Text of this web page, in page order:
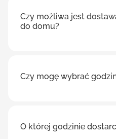
Czy możliwa jest
do domu?
Czy mogę wybrać
O której godzinie